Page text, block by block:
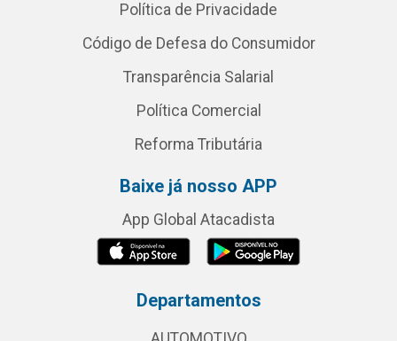
Política de Privacidade
Código de Defesa do Consumidor
Transparência Salarial
Política Comercial
Reforma Tributária
Baixe já nosso APP
App Global Atacadista
Departamentos